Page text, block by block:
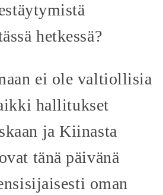
hetkessä?
ei ole valtiollisia
hallitukset
ja Kiinasta
tänä päivänä
oman